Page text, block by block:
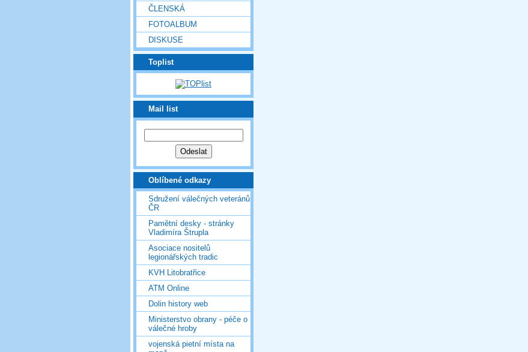
ČLENSKÁ
FOTOALBUM
DISKUSE
Toplist
Mail list
Oblíbené odkazy
Sdružení válečných veteránů
ČR
Pamětní desky - stránky
Vladimíra Štrupla
Asociace nositelů
legionářských tradic
KVH Litobratřice
ATM Online
Dolin history web
Ministerstvo obrany - péče o
válečné hroby
vojenská pietní místa na